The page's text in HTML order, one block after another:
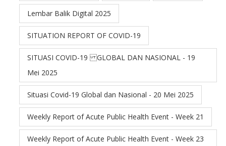
Lembar Balik Digital 2025
SITUATION REPORT OF COVID-19
SITUASI COVID-19 GLOBAL DAN NASIONAL - 19
Mei 2025
Situasi Covid-19 Global dan Nasional - 20 Mei 2025
Weekly Report of Acute Public Health Event - Week 21
Weekly Report of Acute Public Health Event - Week 23